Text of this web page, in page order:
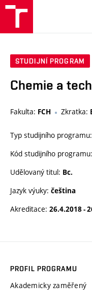
STUDIJNÍ PROGRAM
Chemie a
Fakulta: FCH Zkratka:
Typ studijního programu:
Kód studijního programu:
Udělovaný titul: Bc.
Jazyk výuky: čeština
Akreditace: 26.4.2018 -
PROFIL PROGRAMU
Akademicky zaměřený